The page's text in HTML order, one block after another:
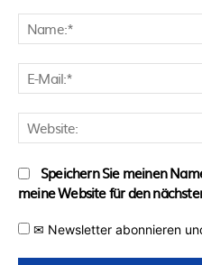
Speichern Sie meinen
meine Website für den
✉ Newsletter abonnieren